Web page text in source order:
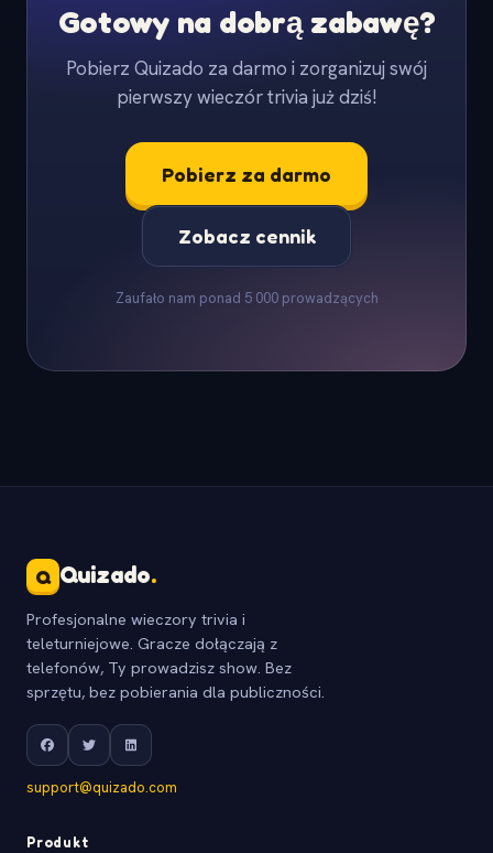
Gotowy na dobrą zabawę?
Pobierz Quizado za darmo i zorganizuj swój
pierwszy wieczór trivia już dziś!
Pobierz za darmo
Zobacz cennik
Zaufało nam ponad 5 000 prowadzących
Q Quizado.
Profesjonalne wieczory trivia i
teleturniejowe. Gracze dołączają z
telefonów, Ty prowadzisz show. Bez
sprzętu, bez pobierania dla publiczności.
support@quizado.com
Produkt